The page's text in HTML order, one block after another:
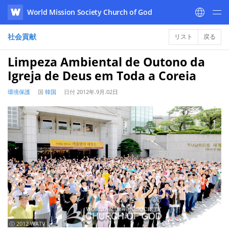
WATV
World Mission Society Church of God
社会貢献 リスト 戻る
Limpeza Ambiental de Outono da
Igreja de Deus em Toda a Coreia
環境保護 国 韓国 日付 2012年.9月.02日
ⓒ 2012 WATV